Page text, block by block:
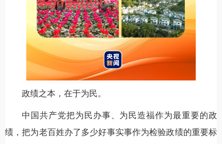
政绩之本，在于为民。
中国共产党把为民办事、为民造福作为最重要的政
绩，把为老百姓办了多少好事实事作为检验政绩的重要标